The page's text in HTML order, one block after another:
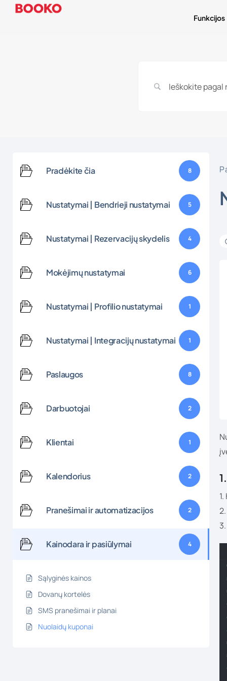
Funkcijos
Pradėkite čia 8
Nustatymai | Bendrieji nustatymai 5
Nustatymai | Rezervacijų skydelis 4
Mokėjimų nustatymai 6
Nustatymai | Profilio nustatymai 1
Nustatymai | Integracijų nustatymai 1
Paslaugos 8
Darbuotojai 2
Klientai 1
Kalendorius 2
Pranešimai ir automatizacijos 2
Kainodara ir pasiūlymai 4
Sąlyginės kainos
Dovanų kortelės
SMS pranešimai ir planai
Nuolaidų kuponai